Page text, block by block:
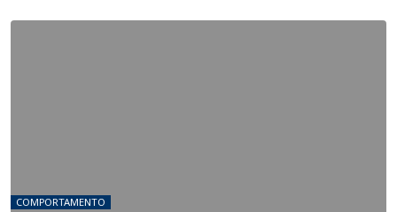
Estratégico Escola Nota 10 e às prioridades da Igreja
COMPORTAMENTO